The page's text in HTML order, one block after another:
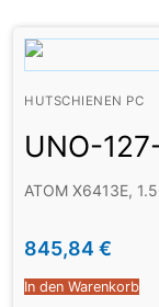
HUTSCHIENEN PC
UNO-
ATOM X6413E,
845,84 €
In den Warenkorb